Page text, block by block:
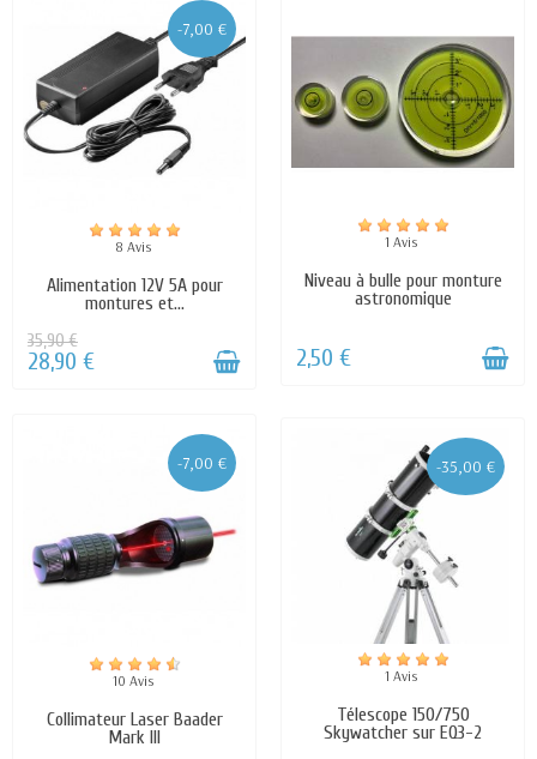
-7,00 €
8 Avis
Alimentation 12V 5A pour
montures et...
35,90 €
28,90 €
1 Avis
Niveau à bulle pour monture
astronomique
2,50 €
-7,00 €
10 Avis
Collimateur Laser Baader
Mark III
-35,00 €
1 Avis
Télescope 150/750
Skywatcher sur EQ3-2